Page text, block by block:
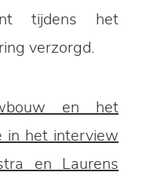
tijdens het
verzorgd.
en het
in het interview
en Laurens